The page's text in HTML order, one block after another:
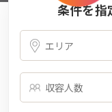
条件を指